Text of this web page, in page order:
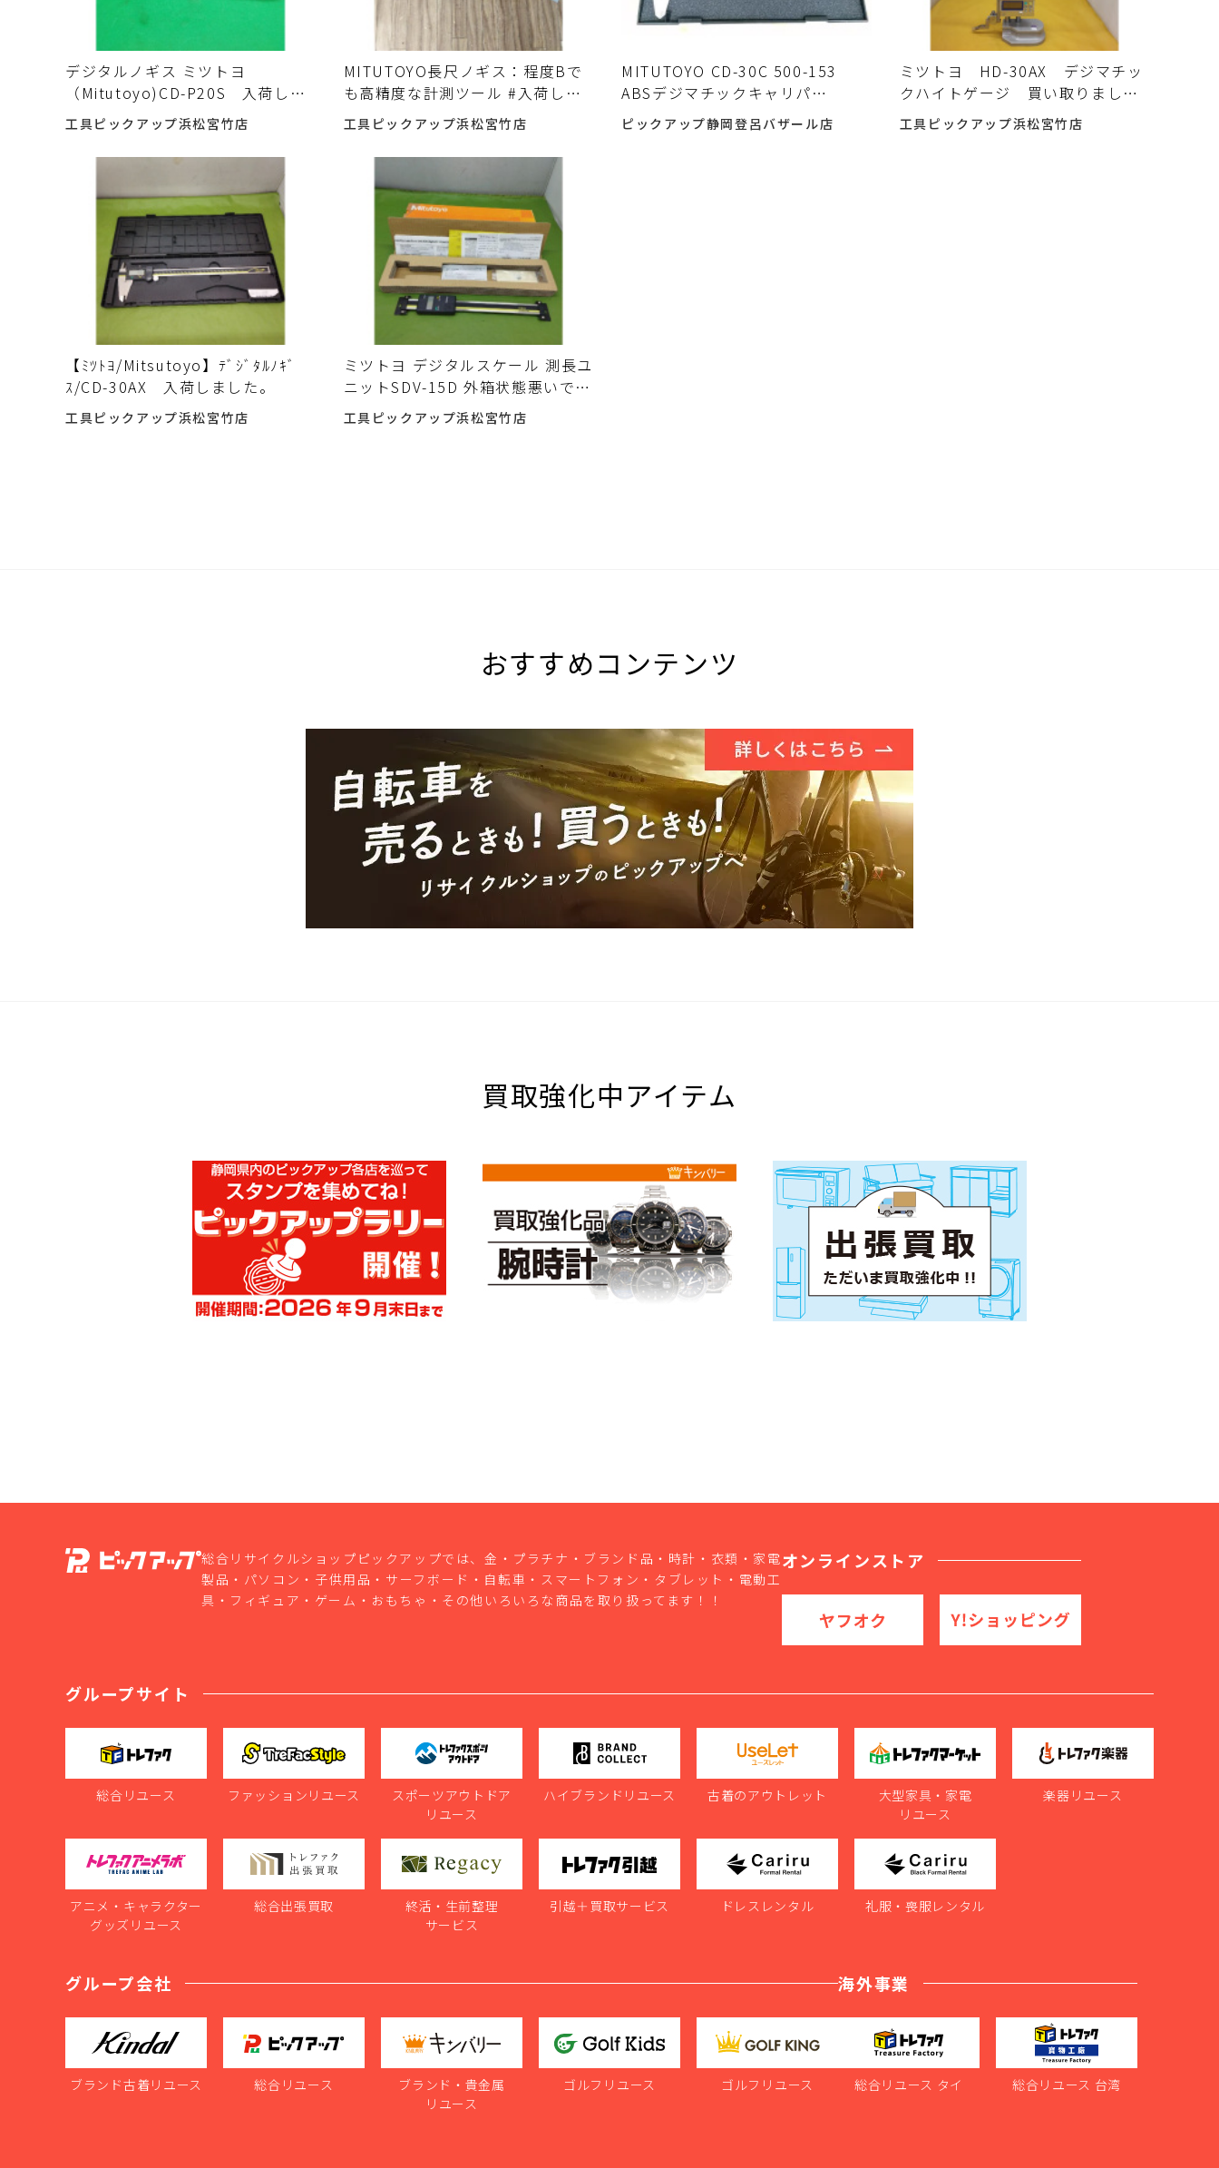
デジタルノギス ミツトヨ
（Mitutoyo)CD-P20S 入荷しま
した。
工具ピックアップ浜松宮竹店
MITUTOYO長尺ノギス：程度Bで
も高精度な計測ツール #入荷しま
した♪
工具ピックアップ浜松宮竹店
MITUTOYO CD-30C 500-153
ABSデジマチックキャリパ
300mm を入荷致しました。
ピックアップ静岡登呂バザール店
ミツトヨ HD-30AX デジマチッ
クハイトゲージ 買い取りまし
た。
工具ピックアップ浜松宮竹店
【ﾐﾂﾄﾖ/Mitsutoyo】ﾃﾞｼﾞﾀﾙﾉｷﾞ
ｽ/CD-30AX 入荷しました。
工具ピックアップ浜松宮竹店
ミツトヨ デジタルスケール 測長ユ
ニットSDV-15D 外箱状態悪いです
入荷しました♪
工具ピックアップ浜松宮竹店
おすすめコンテンツ
買取強化中アイテム
総合リサイクルショップピックアップでは、金・プラチナ・ブランド品・時計・衣類・家電
製品・パソコン・子供用品・サーフボード・自転車・スマートフォン・タブレット・電動工
具・フィギュア・ゲーム・おもちゃ・その他いろいろな商品を取り扱ってます！！
オンラインストア
グループサイト
総合リユース ファッションリユース
スポーツアウトドア
リユース
ハイブランドリユース 古着のアウトレット
大型家具・家電
リユース
楽器リユース
アニメ・キャラクター
グッズリユース
総合出張買取
終活・生前整理
サービス
引越＋買取サービス ドレスレンタル 礼服・喪服レンタル
グループ会社
ブランド古着リユース 総合リユース
ブランド・貴金属
リユース
ゴルフリユース ゴルフリユース
海外事業
総合リユース タイ 総合リユース 台湾